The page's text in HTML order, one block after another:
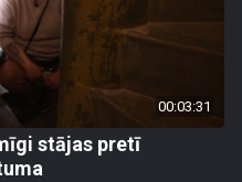
00:03:31
stājas pretī